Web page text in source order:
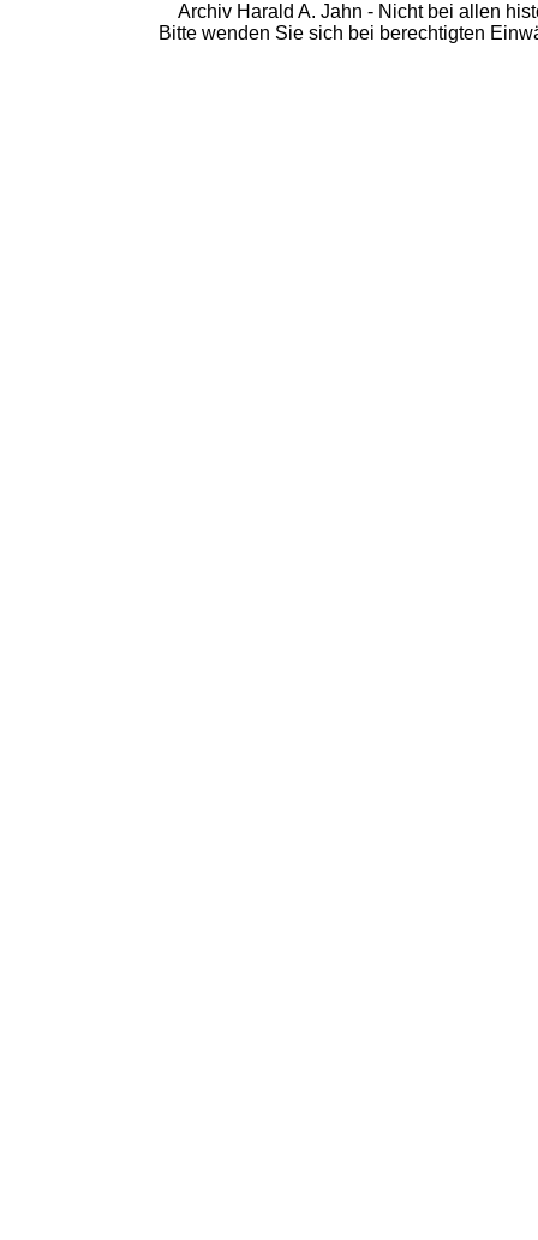
Archiv Harald A. Jahn - Nicht bei allen
Bitte wenden Sie sich bei berechtigten